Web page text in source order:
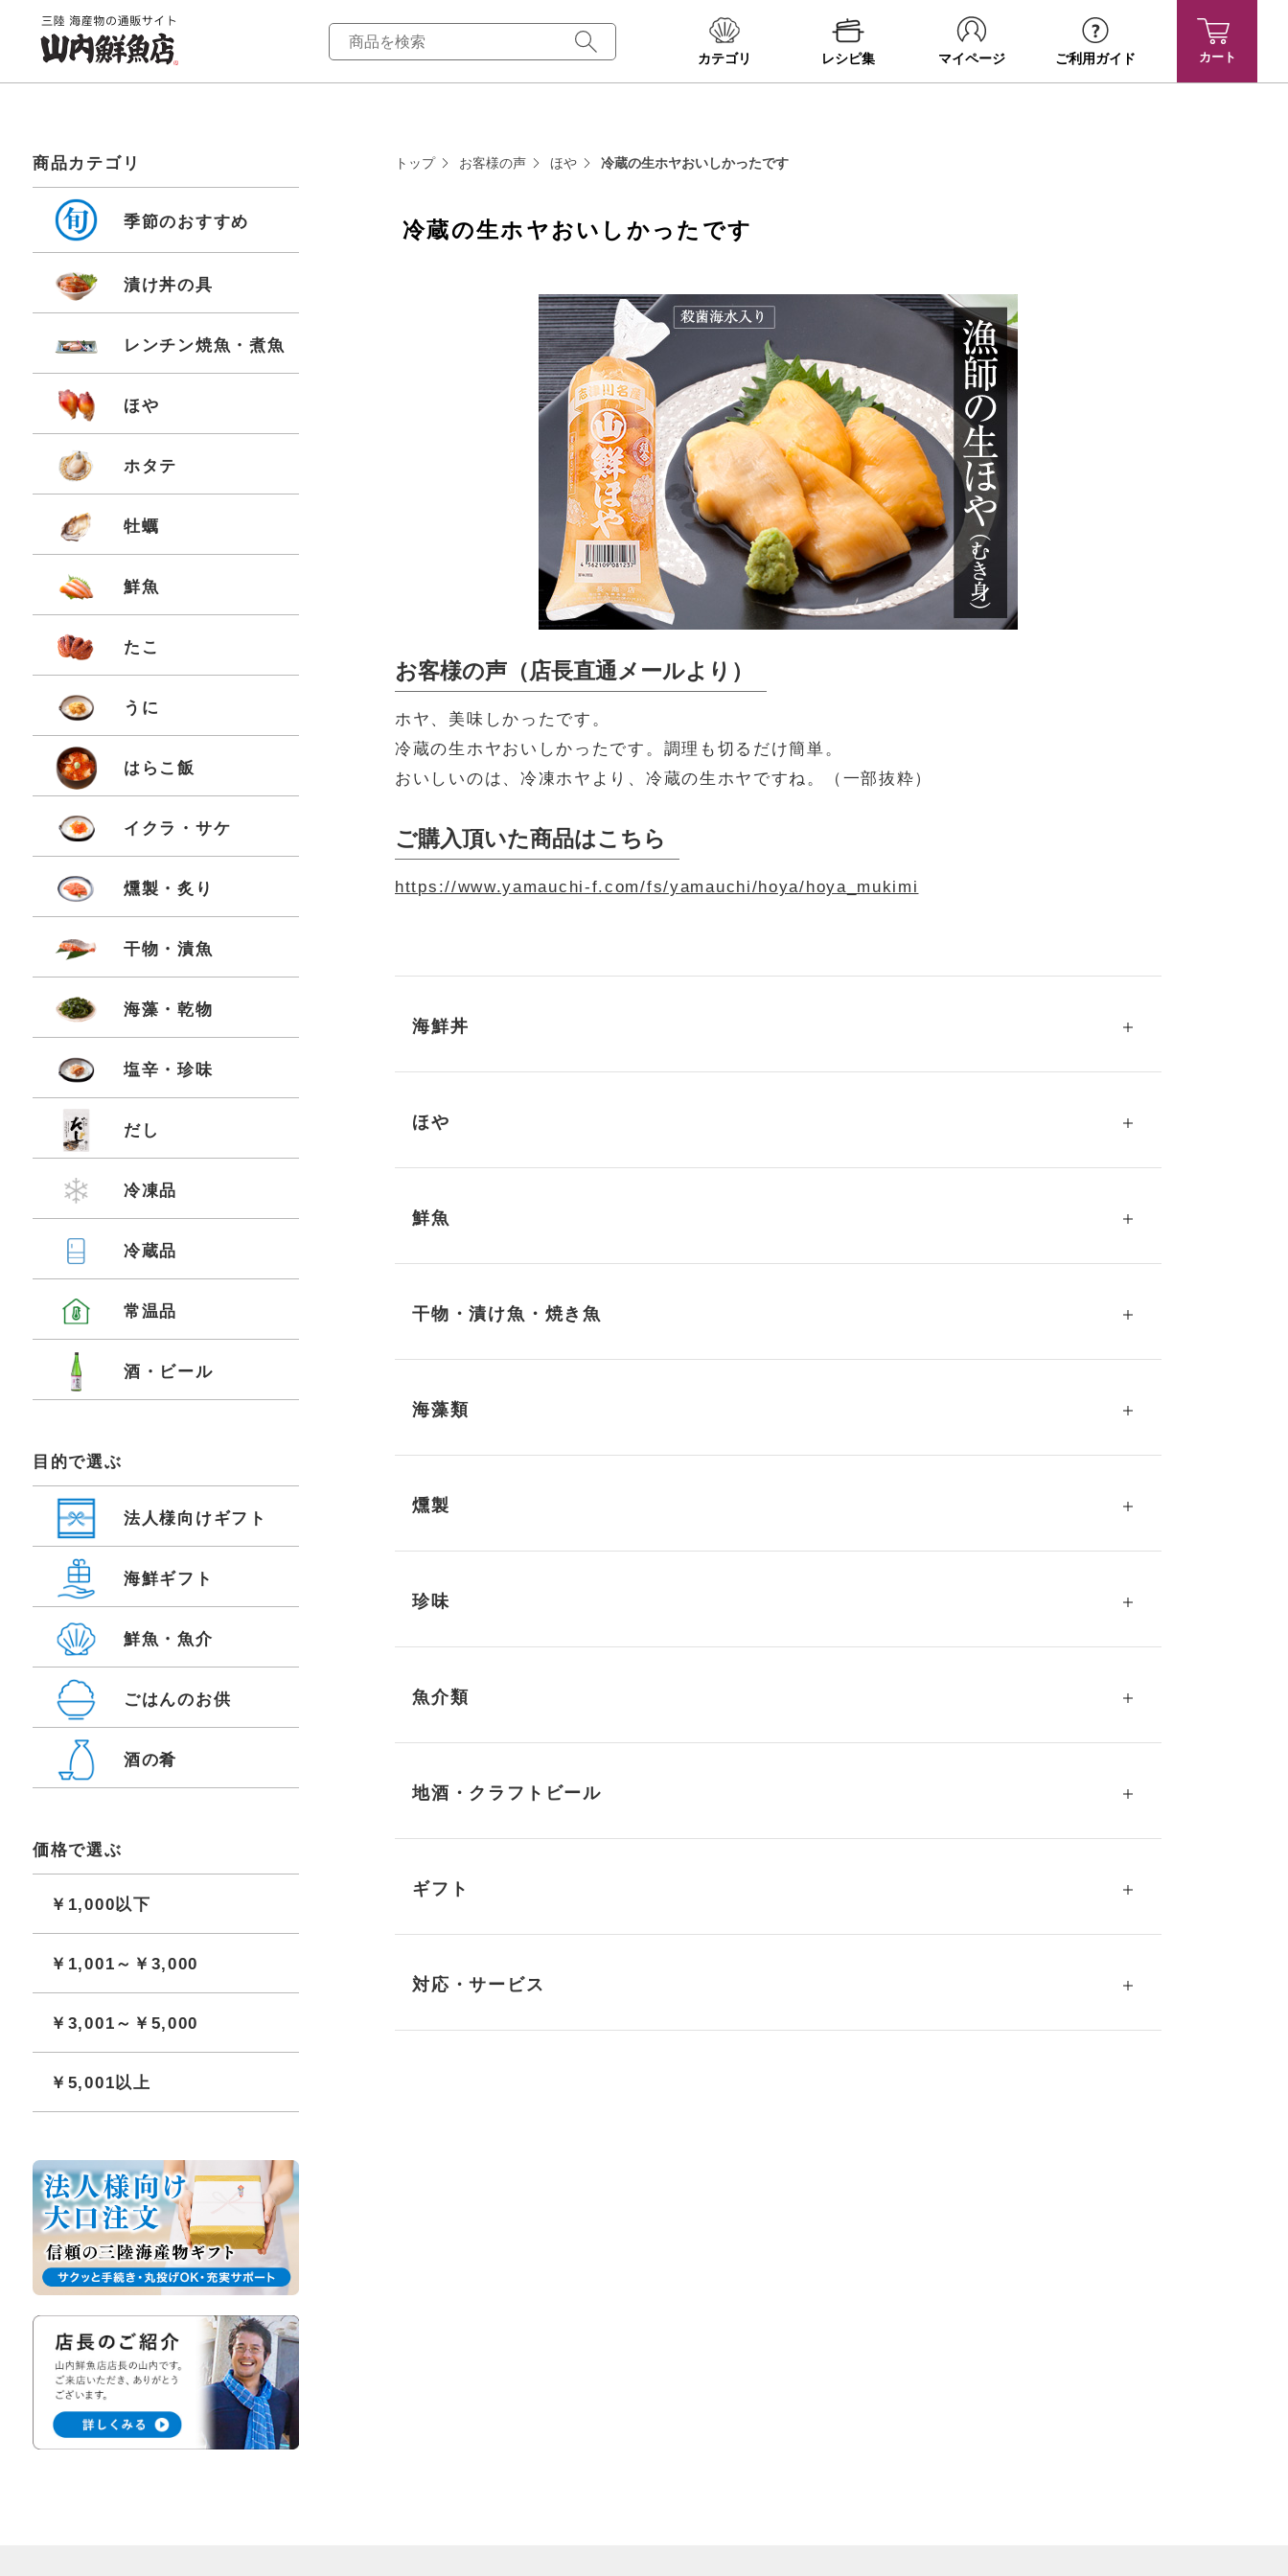
カテゴリ レシピ集 マイページ ご利用ガイド カート
トップ お客様の声 ほや 冷蔵の生ホヤおいしかったです
冷蔵の生ホヤおいしかったです
お客様の声（店長直通メールより）
ホヤ、美味しかったです。
冷蔵の生ホヤおいしかったです。調理も切るだけ簡単。
おいしいのは、冷凍ホヤより、冷蔵の生ホヤですね。（一部抜粋）
ご購入頂いた商品はこちら
https://www.yamauchi-f.com/fs/yamauchi/hoya/hoya_mukimi
海鮮丼
ほや
鮮魚
干物・漬け魚・焼き魚
海藻類
燻製
珍味
魚介類
地酒・クラフトビール
ギフト
対応・サービス
商品カテゴリ
季節のおすすめ
漬け丼の具
レンチン焼魚・煮魚
ほや
ホタテ
牡蠣
鮮魚
たこ
うに
はらこ飯
イクラ・サケ
燻製・炙り
干物・漬魚
海藻・乾物
塩辛・珍味
だし
冷凍品
冷蔵品
常温品
酒・ビール
目的で選ぶ
法人様向けギフト
海鮮ギフト
鮮魚・魚介
ごはんのお供
酒の肴
価格で選ぶ
￥1,000以下
￥1,001～￥3,000
￥3,001～￥5,000
￥5,001以上